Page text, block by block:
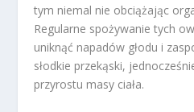
tym niemal nie obciążając
Regularne spożywanie tych
uniknąć napadów głodu i
słodkie przekąski,
przyrostu masy ciała.